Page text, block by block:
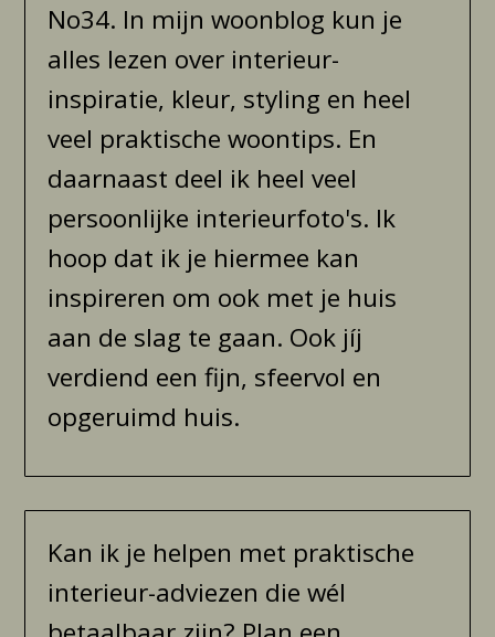
No34. In mijn woonblog kun je
alles lezen over interieur-
inspiratie, kleur, styling en heel
veel praktische woontips. En
daarnaast deel ik heel veel
persoonlijke interieurfoto's. Ik
hoop dat ik je hiermee kan
inspireren om ook met je huis
aan de slag te gaan. Ook jíj
verdiend een fijn, sfeervol en
opgeruimd huis.
Kan ik je helpen met praktische
interieur-adviezen die wél